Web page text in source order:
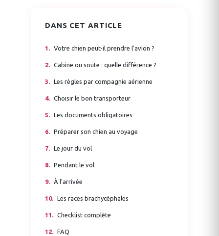
DANS CET ARTICLE
Votre chien peut-il prendre l'avion ?
Cabine ou soute : quelle différence ?
Les règles par compagnie aérienne
Choisir le bon transporteur
Les documents obligatoires
Préparer son chien au voyage
Le jour du vol
Pendant le vol
À l'arrivée
Les races brachycéphales
Checklist complète
FAQ